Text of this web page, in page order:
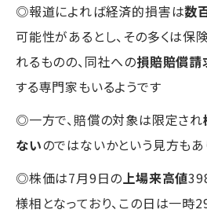
◎報道によれば経済的損害は数
可能性があるとし、その多くは保
れるものの、同社への損賠賠償請
する専門家もいるようです
◎一方で、賠償の対象は限定され
ないのではないかという見方も
◎株価は7月9日の 上場来高値
様相となっており、この日は一時